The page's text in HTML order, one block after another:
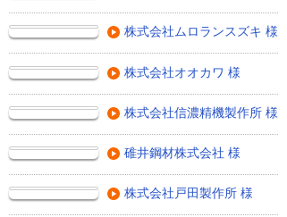
株式会社ムロランスズキ 様
株式会社オオカワ 様
株式会社信濃精機製作所 様
碓井鋼材株式会社 様
株式会社戸田製作所 様